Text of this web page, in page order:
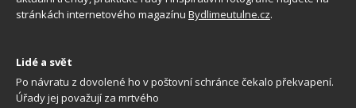
stránkách internetového magazínu Bydlimeutulne.cz.
Lidé a svět
Po návratu z dovolené ho v poštovní schránce čekalo překvapení.
Úřady jej považují za mrtvého